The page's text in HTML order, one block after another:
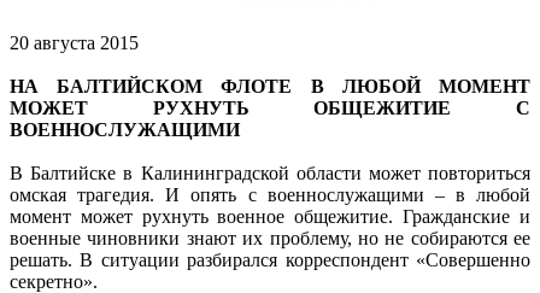
20 августа 2015
НА БАЛТИЙСКОМ ФЛОТЕ В ЛЮБОЙ МОМЕНТ
МОЖЕТ РУХНУТЬ ОБЩЕЖИТИЕ С
ВОЕННОСЛУЖАЩИМИ
В Балтийске в Калининградской области может повториться
омская трагедия. И опять с военнослужащими – в любой
момент может рухнуть военное общежитие. Гражданские и
военные чиновники знают их проблему, но не собираются ее
решать. В ситуации разбирался корреспондент «Совершенно
секретно».